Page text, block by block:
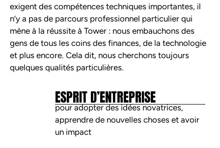
exigent des compétences techniques importantes, il
n’y a pas de parcours professionnel particulier qui
mène à la réussite à Tower : nous embauchons des
gens de tous les coins des finances, de la technologie
et plus encore. Cela dit, nous cherchons toujours
quelques qualités particulières.
ESPRIT D’ENTREPRISE
pour adopter des idées novatrices,
apprendre de nouvelles choses et avoir
un impact